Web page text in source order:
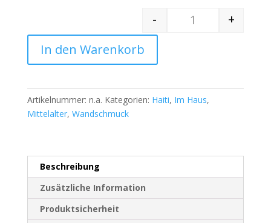
Quantity
-
+
In den Warenkorb
Artikelnummer: n.a. Kategorien: Haiti, Im Haus,
Mittelalter, Wandschmuck
Beschreibung
Zusätzliche Information
Produktsicherheit